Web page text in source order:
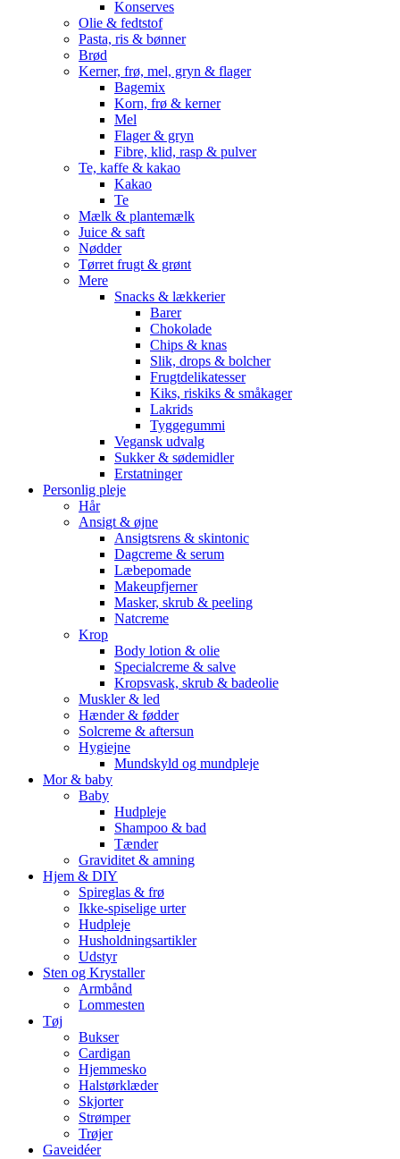
Konserves
Olie & fedtstof
Pasta, ris & bønner
Brød
Kerner, frø, mel, gryn & flager
Bagemix
Korn, frø & kerner
Mel
Flager & gryn
Fibre, klid, rasp & pulver
Te, kaffe & kakao
Kakao
Te
Mælk & plantemælk
Juice & saft
Nødder
Tørret frugt & grønt
Mere
Snacks & lækkerier
Barer
Chokolade
Chips & knas
Slik, drops & bolcher
Frugtdelikatesser
Kiks, riskiks & småkager
Lakrids
Tyggegummi
Vegansk udvalg
Sukker & sødemidler
Erstatninger
Personlig pleje
Hår
Ansigt & øjne
Ansigtsrens & skintonic
Dagcreme & serum
Læbepomade
Makeupfjerner
Masker, skrub & peeling
Natcreme
Krop
Body lotion & olie
Specialcreme & salve
Kropsvask, skrub & badeolie
Muskler & led
Hænder & fødder
Solcreme & aftersun
Hygiejne
Mundskyld og mundpleje
Mor & baby
Baby
Hudpleje
Shampoo & bad
Tænder
Graviditet & amning
Hjem & DIY
Spireglas & frø
Ikke-spiselige urter
Hudpleje
Husholdningsartikler
Udstyr
Sten og Krystaller
Armbånd
Lommesten
Tøj
Bukser
Cardigan
Hjemmesko
Halstørklæder
Skjorter
Strømper
Trøjer
Gaveidéer